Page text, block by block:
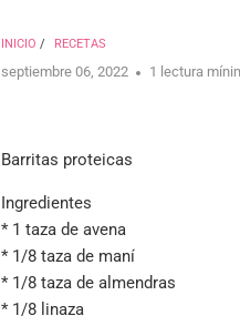
INICIO / RECETAS
septiembre 06, 2022 1 lectura
Barritas proteicas
Ingredientes
* 1 taza de avena
* 1/8 taza de maní
* 1/8 taza de almendras
* 1/8 linaza